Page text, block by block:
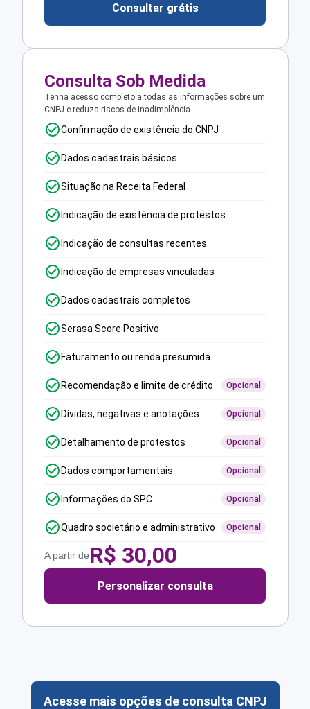
Consultar grátis
Consulta Sob Medida
Tenha acesso completo a todas as informações sobre um
CNPJ e reduza riscos de inadimplência.
Confirmação de existência do CNPJ
Dados cadastrais básicos
Situação na Receita Federal
Indicação de existência de protestos
Indicação de consultas recentes
Indicação de empresas vinculadas
Dados cadastrais completos
Serasa Score Positivo
Faturamento ou renda presumida
Recomendação e limite de crédito Opcional
Dívidas, negativas e anotações Opcional
Detalhamento de protestos Opcional
Dados comportamentais Opcional
Informações do SPC Opcional
Quadro societário e administrativo Opcional
A partir deR$ 30,00
Personalizar consulta
Acesse mais opções de consulta CNPJ